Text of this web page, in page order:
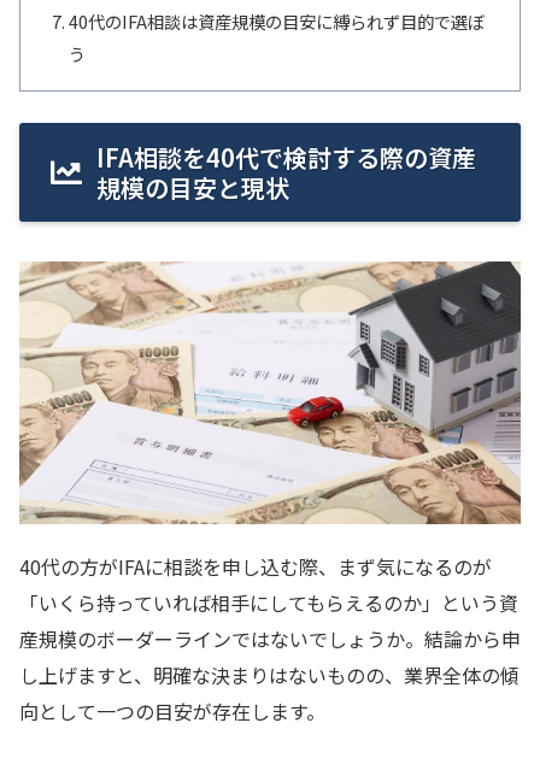
40代のIFA相談は資産規模の目安に縛られず目的で選ぼ
う
IFA相談を40代で検討する際の資産
規模の目安と現状
40代の方がIFAに相談を申し込む際、まず気になるのが
「いくら持っていれば相手にしてもらえるのか」という資
産規模のボーダーラインではないでしょうか。結論から申
し上げますと、明確な決まりはないものの、業界全体の傾
向として一つの目安が存在します。